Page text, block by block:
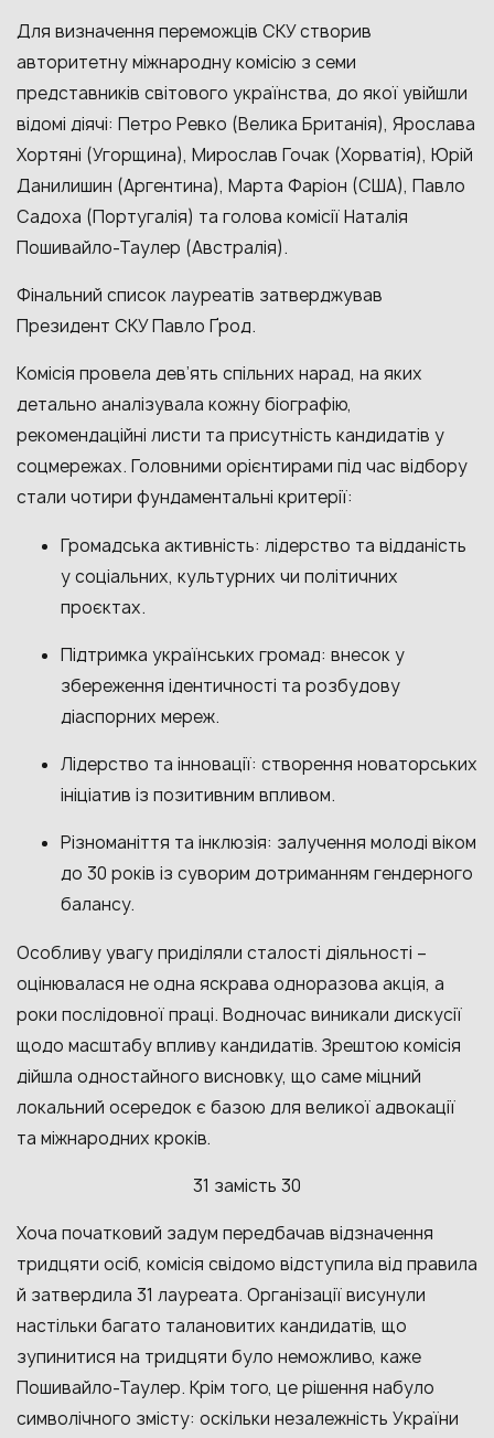
Для визначення переможців СКУ створив
авторитетну міжнародну комісію з семи
представників світового українства, до якої увійшли
відомі діячі: Петро Ревко (Велика Британія), Ярослава
Хортяні (Угорщина), Мирослав Гочак (Хорватія), Юрій
Данилишин (Аргентина), Марта Фаріон (США), Павло
Садоха (Португалія) та голова комісії Наталія
Пошивайло-Таулер (Австралія).
Фінальний список лауреатів затверджував
Президент СКУ Павло Ґрод.
Комісія провела дев’ять спільних нарад, на яких
детально аналізувала кожну біографію,
рекомендаційні листи та присутність кандидатів у
соцмережах. Головними орієнтирами під час відбору
стали чотири фундаментальні критерії:
Громадська активність: лідерство та відданість
у соціальних, культурних чи політичних
проєктах.
Підтримка українських громад: внесок у
збереження ідентичності та розбудову
діаспорних мереж.
Лідерство та інновації: створення новаторських
ініціатив із позитивним впливом.
Різноманіття та інклюзія: залучення молоді віком
до 30 років із суворим дотриманням гендерного
балансу.
Особливу увагу приділяли сталості діяльності –
оцінювалася не одна яскрава одноразова акція, а
роки послідовної праці. Водночас виникали дискусії
щодо масштабу впливу кандидатів. Зрештою комісія
дійшла одностайного висновку, що саме міцний
локальний осередок є базою для великої адвокації
та міжнародних кроків.
31 замість 30
Хоча початковий задум передбачав відзначення
тридцяти осіб, комісія свідомо відступила від правила
й затвердила 31 лауреата. Організації висунули
настільки багато талановитих кандидатів, що
зупинитися на тридцяти було неможливо, каже
Пошивайло-Таулер. Крім того, це рішення набуло
символічного змісту: оскільки незалежність України